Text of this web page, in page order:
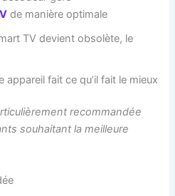
de manière optimale
TV devient obsolète, le
appareil fait ce qu’il fait le mieux
recommandée
souhaitant la meilleure